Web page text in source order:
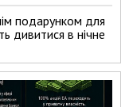
подарунком для
дивитися в нічне